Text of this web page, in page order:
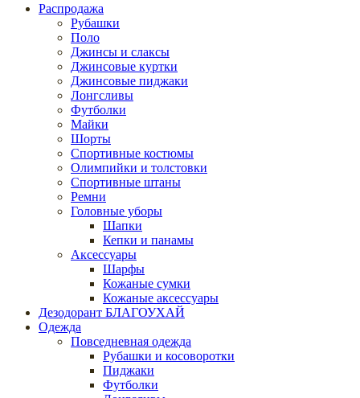
Распродажа
Рубашки
Поло
Джинсы и слаксы
Джинсовые куртки
Джинсовые пиджаки
Лонгсливы
Футболки
Майки
Шорты
Спортивные костюмы
Олимпийки и толстовки
Спортивные штаны
Ремни
Головные уборы
Шапки
Кепки и панамы
Аксессуары
Шарфы
Кожаные сумки
Кожаные аксессуары
Дезодорант БЛАГОУХАЙ
Одежда
Повседневная одежда
Рубашки и косоворотки
Пиджаки
Футболки